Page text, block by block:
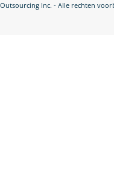
Outsourcing Inc. - Alle rechten